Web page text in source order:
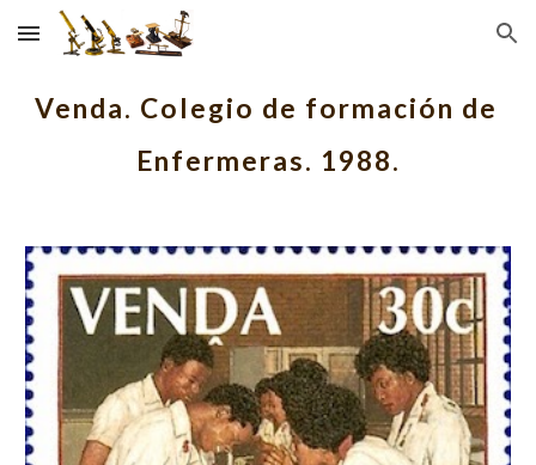
Skip to main content Skip to navigation
Venda. Colegio de formación de
Enfermeras. 1988.